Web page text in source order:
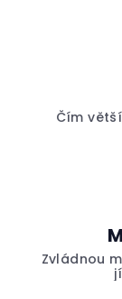
Čím
Zvládnou